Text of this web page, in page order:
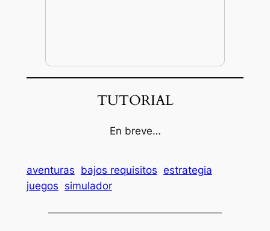
TUTORIAL
En breve…
aventuras bajos requisitos estrategia
juegos simulador